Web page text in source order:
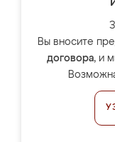
Вы вносите
договора, и